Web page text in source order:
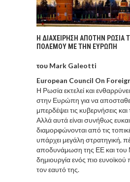
H ΔΙΑΧΕΙΡΗΣΗ ΑΠΟΤΗΝ ΡΩΣΙΑ
ΠΟΛΕΜΟΥ ΜΕ ΤΗΝ ΕΥΡΩΠΗ
του Mark Galeotti
European Council On
Η Ρωσία εκτελεί και
στην Ευρώπη για να
μπερδέψει τις κυβερνήσεις και
Αλλά αυτά είναι συνήθως
διαμορφώνονται από τις
υπάρχει μεγάλη στρατηγική,
αποδυνάμωση της ΕΕ και του
δημιουργία ενός πιο ευνοϊκού
τον εαυτό της.